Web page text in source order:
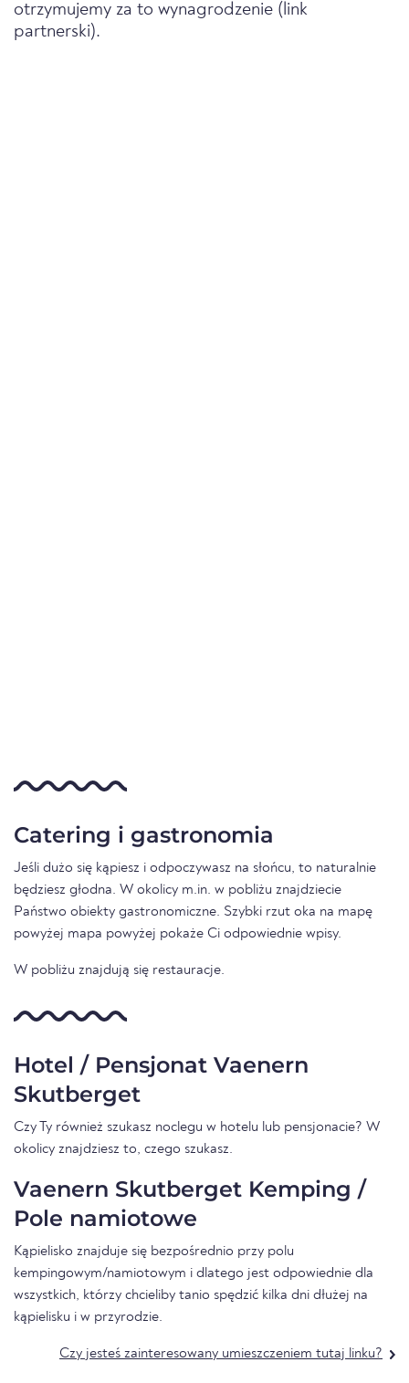
otrzymujemy za to wynagrodzenie (link
partnerski).
Catering i gastronomia
Jeśli dużo się kąpiesz i odpoczywasz na słońcu, to naturalnie
będziesz głodna. W okolicy m.in. w pobliżu znajdziecie
Państwo obiekty gastronomiczne. Szybki rzut oka na mapę
powyżej mapa powyżej pokaże Ci odpowiednie wpisy.
W pobliżu znajdują się restauracje.
Hotel / Pensjonat Vaenern
Skutberget
Czy Ty również szukasz noclegu w hotelu lub pensjonacie? W
okolicy znajdziesz to, czego szukasz.
Vaenern Skutberget Kemping /
Pole namiotowe
Kąpielisko znajduje się bezpośrednio przy polu
kempingowym/namiotowym i dlatego jest odpowiednie dla
wszystkich, którzy chcieliby tanio spędzić kilka dni dłużej na
kąpielisku i w przyrodzie.
Czy jesteś zainteresowany umieszczeniem tutaj linku?